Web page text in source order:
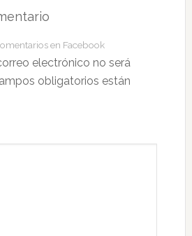
en Facebook
electrónico no será
obligatorios están